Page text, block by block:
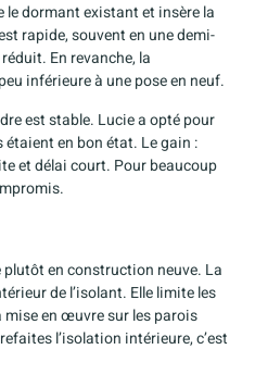
le dormant existant et insère la
rapide, souvent en une demi-
En revanche, la
inférieure à une pose en neuf.
est stable. Lucie a opté pour
en bon état. Le gain :
et délai court. Pour beaucoup
en construction neuve. La
de l’isolant. Elle limite les
en œuvre sur les parois
l’isolation intérieure, c’est